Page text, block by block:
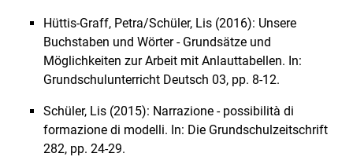
Hüttis-Graff, Petra/Schüler, Lis (2016): Unsere
Buchstaben und Wörter - Grundsätze und
Möglichkeiten zur Arbeit mit Anlauttabellen. In:
Grundschulunterricht Deutsch 03, pp. 8-12.
Schüler, Lis (2015): Narrazione - possibilità di
formazione di modelli. In: Die Grundschulzeitschrift
282, pp. 24-29.